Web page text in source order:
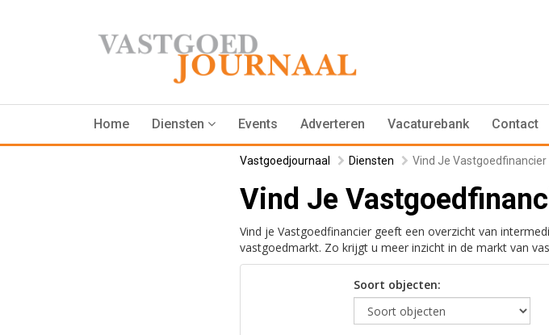
Home Diensten Events Adverteren Vacaturebank Contact
Vastgoedjournaal Diensten Vind Je Vastgoedfinancier
Vind Je
Vind je Vastgoedfinancier geeft een overzicht van
vastgoedmarkt. Zo krijgt u meer inzicht in de markt van
Soort objecten: